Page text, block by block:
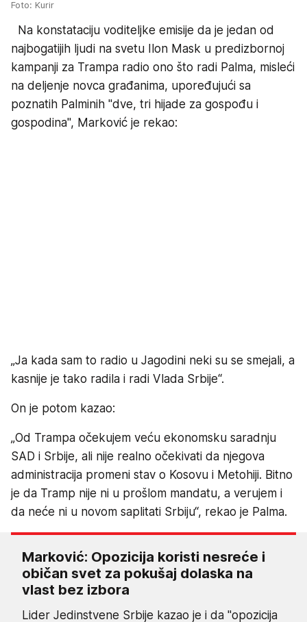
Foto: Kurir
Na konstataciju voditeljke emisije da je jedan od
najbogatijih ljudi na svetu Ilon Mask u predizbornoj
kampanji za Trampa radio ono što radi Palma, misleći
na deljenje novca građanima, upoređujući sa
poznatih Palminih "dve, tri hijade za gospođu i
gospodina", Marković je rekao:
„Ja kada sam to radio u Jagodini neki su se smejali, a
kasnije je tako radila i radi Vlada Srbije“.
On je potom kazao:
„Od Trampa očekujem veću ekonomsku saradnju
SAD i Srbije, ali nije realno očekivati da njegova
administracija promeni stav o Kosovu i Metohiji. Bitno
je da Tramp nije ni u prošlom mandatu, a verujem i
da neće ni u novom saplitati Srbiju“, rekao je Palma.
Marković: Opozicija koristi nesreće i
običan svet za pokušaj dolaska na
vlast bez izbora
Lider Jedinstvene Srbije kazao je i da "opozicija